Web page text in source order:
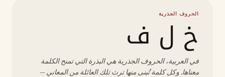
الحروف الجذرية
خ ل ف
في العربية، الحروف الجذرية هي البذرة التي تمنح الكلمة
معناها. وكل كلمة تُبنى منها ترث تلك العائلة من المعاني —